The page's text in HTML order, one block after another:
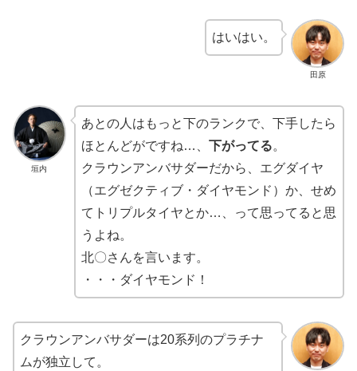
田原
はいはい。
垣内
あとの人はもっと下のランクで、下手したら
ほとんどがですね…、 下がってる。
クラウンアンバサダーだから、エグダイヤ
（エグゼクティブ・ダイヤモンド）か、せめ
てトリプルタイヤとか…、って思ってると思
うよね。
北〇さんを言います。
・・・ダイヤモンド！
クラウンアンバサダーは20系列のプラチナ
ムが独立して。